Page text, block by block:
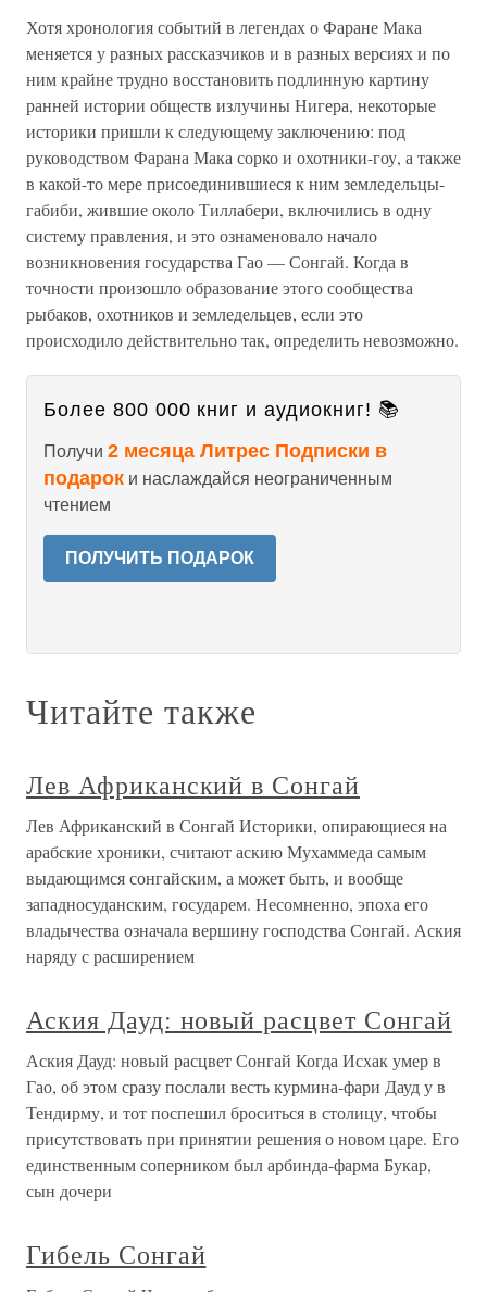
Хотя хронология событий в легендах о Фаране Мака
меняется у разных рассказчиков и в разных версиях и по
ним крайне трудно восстановить подлинную картину
ранней истории обществ излучины Нигера, некоторые
историки пришли к следующему заключению: под
руководством Фарана Мака сорко и охотники-гоу, а также
в какой-то мере присоединившиеся к ним земледельцы-
габиби, жившие около Тиллабери, включились в одну
систему правления, и это ознаменовало начало
возникновения государства Гао — Сонгай. Когда в
точности произошло образование этого сообщества
рыбаков, охотников и земледельцев, если это
происходило действительно так, определить невозможно.
Более 800 000 книг и аудиокниг! 📚
Получи 2 месяца Литрес Подписки в
подарок и наслаждайся неограниченным
чтением
ПОЛУЧИТЬ ПОДАРОК
Читайте также
Лев Африканский в Сонгай
Лев Африканский в Сонгай Историки, опирающиеся на
арабские хроники, считают аскию Мухаммеда самым
выдающимся сонгайским, а может быть, и вообще
западносуданским, государем. Несомненно, эпоха его
владычества означала вершину господства Сонгай. Аския
наряду с расширением
Аския Дауд: новый расцвет Сонгай
Аския Дауд: новый расцвет Сонгай Когда Исхак умер в
Гао, об этом сразу послали весть курмина-фари Дауд у в
Тендирму, и тот поспешил броситься в столицу, чтобы
присутствовать при принятии решения о новом царе. Его
единственным соперником был арбинда-фарма Букар,
сын дочери
Гибель Сонгай